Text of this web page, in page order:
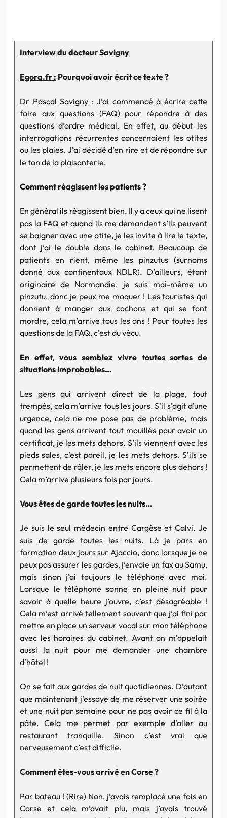
Interview du docteur Savigny
Egora.fr : Pourquoi avoir écrit ce texte ?
Dr Pascal Savigny : J’ai commencé à écrire cette
foire aux questions (FAQ) pour répondre à des
questions d’ordre médical. En effet, au début les
interrogations récurrentes concernaient les otites
ou les plaies. J’ai décidé d’en rire et de répondre sur
le ton de la plaisanterie.
Comment réagissent les patients ?
En général ils réagissent bien. Il y a ceux qui ne lisent
pas la FAQ et quand ils me demandent s’ils peuvent
se baigner avec une otite, je les invite à lire le texte,
dont j’ai le double dans le cabinet. Beaucoup de
patients en rient, même les pinzutus (surnoms
donné aux continentaux NDLR). D’ailleurs, étant
originaire de Normandie, je suis moi-même un
pinzutu, donc je peux me moquer ! Les touristes qui
donnent à manger aux cochons et qui se font
mordre, cela m’arrive tous les ans ! Pour toutes les
questions de la FAQ, c’est du vécu.
En effet, vous semblez vivre toutes sortes de
situations improbables…
Les gens qui arrivent direct de la plage, tout
trempés, cela m’arrive tous les jours. S’il s’agit d’une
urgence, cela ne me pose pas de problème, mais
quand les gens arrivent tout mouillés pour avoir un
certificat, je les mets dehors. S’ils viennent avec les
pieds sales, c’est pareil, je les mets dehors. S’ils se
permettent de râler, je les mets encore plus dehors !
Cela m’arrive plusieurs fois par jours.
Vous êtes de garde toutes les nuits…
Je suis le seul médecin entre Cargèse et Calvi. Je
suis de garde toutes les nuits. Là je pars en
formation deux jours sur Ajaccio, donc lorsque je ne
peux pas assurer les gardes, j’envoie un fax au Samu,
mais sinon j’ai toujours le téléphone avec moi.
Lorsque le téléphone sonne en pleine nuit pour
savoir à quelle heure j’ouvre, c’est désagréable !
Cela m’est arrivé tellement souvent que j’ai fini par
mettre en place un serveur vocal sur mon téléphone
avec les horaires du cabinet. Avant on m’appelait
aussi la nuit pour me demander une chambre
d’hôtel !
On se fait aux gardes de nuit quotidiennes. D’autant
que maintenant j’essaye de me réserver une soirée
et une nuit par semaine pour ne pas avoir ce fil à la
pâte. Cela me permet par exemple d’aller au
restaurant tranquille. Sinon c’est vrai que
nerveusement c’est difficile.
Comment êtes-vous arrivé en Corse ?
Par bateau ! (Rire) Non, j’avais remplacé une fois en
Corse et cela m’avait plu, mais j’avais trouvé